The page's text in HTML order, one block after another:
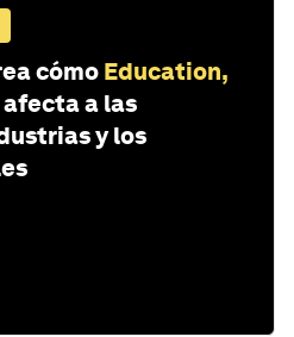
cómo Education,
afecta a las
y los